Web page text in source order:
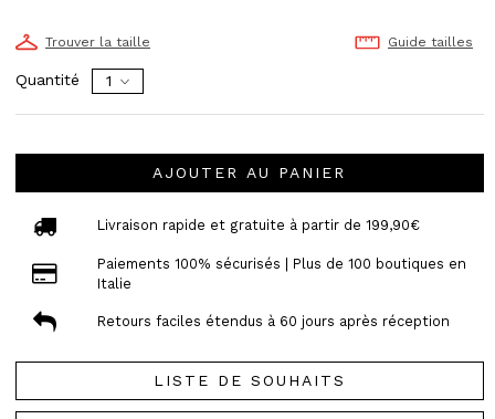
Trouver la taille Guide tailles
Quantité
AJOUTER AU PANIER
Livraison rapide et gratuite à partir de 199,90€
Paiements 100% sécurisés | Plus de 100 boutiques en
Italie
Retours faciles étendus à 60 jours après réception
LISTE DE SOUHAITS